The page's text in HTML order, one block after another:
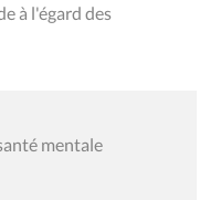
à l'égard des
mentale